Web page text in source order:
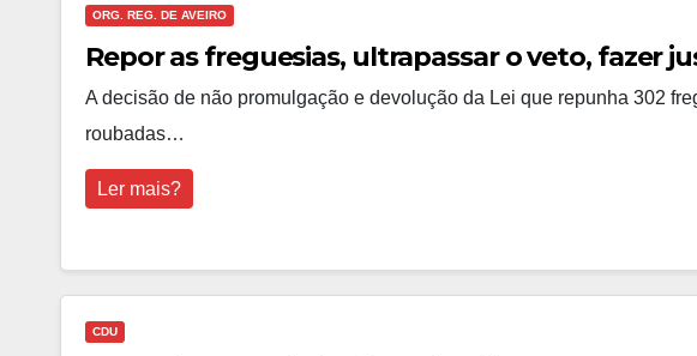
ORG. REG. DE AVEIRO
Repor as freguesias, ultrapassar o veto, fazer
A decisão de não promulgação e devolução da Lei que repunha 302
roubadas…
Ler mais?
CDU